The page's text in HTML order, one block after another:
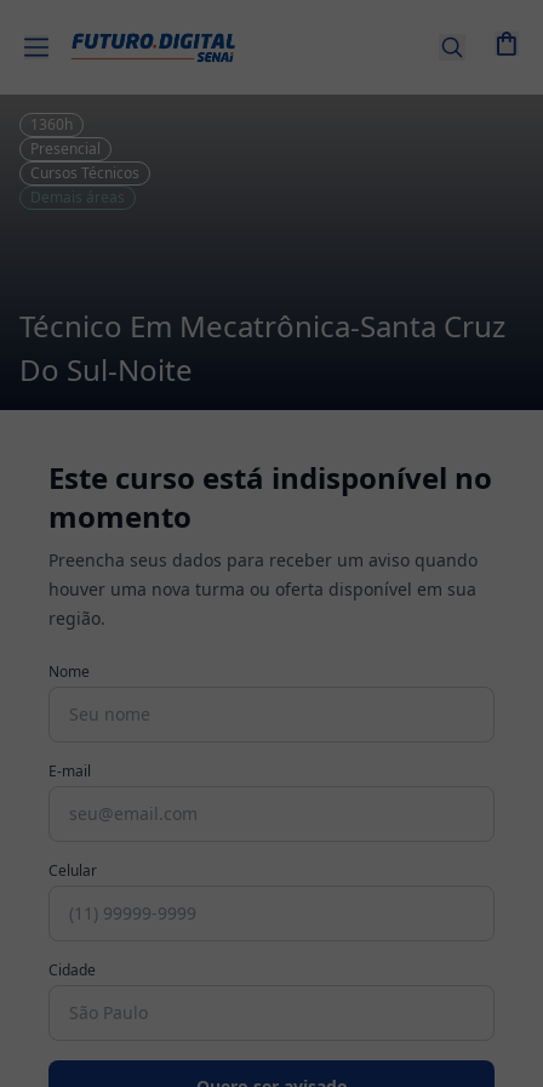
Cadastre-
se
Cursos
por
EAD
Cursos
Cursos
Profissionalizantes
Pós-
Blog
seu
1360h
Presencial
Cursos Técnicos
Demais áreas
Técnico Em Mecatrônica-Santa Cruz
Do Sul-Noite
Este curso está indisponível no
momento
Preencha seus dados para receber um aviso quando
houver uma nova turma ou oferta disponível em sua
região.
Nome
E-mail
Celular
Cidade